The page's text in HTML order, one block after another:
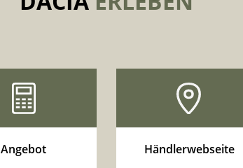
Angebot Händlerwebseite